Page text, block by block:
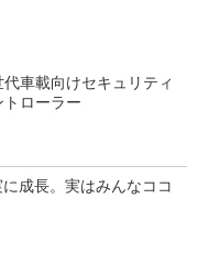
代車載向けセキュリティ
トローラー
成長。実はみんなココ